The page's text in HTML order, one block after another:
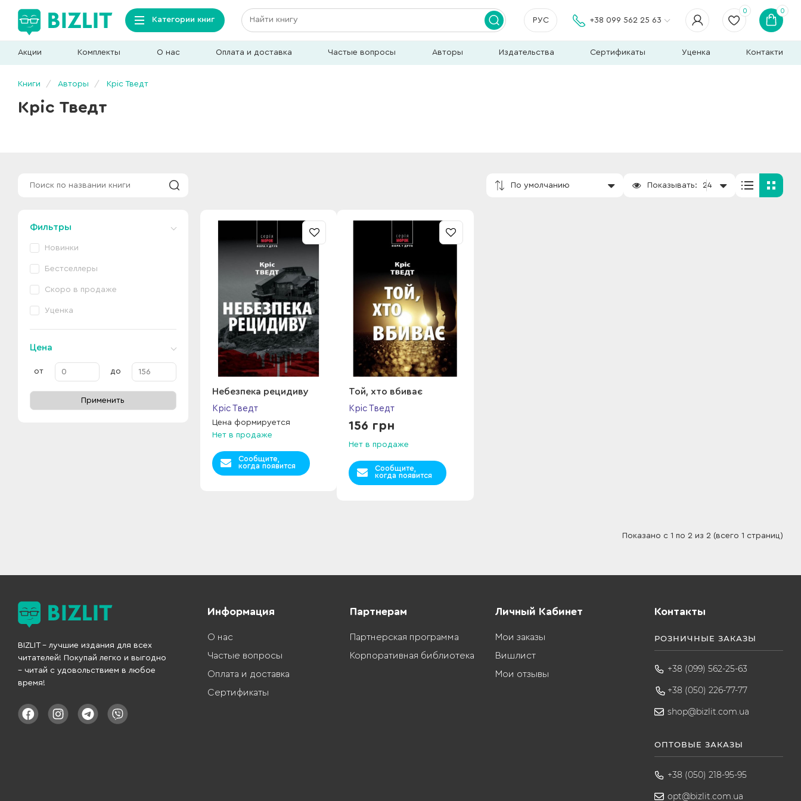
Категории книг РУС +38 099 562 25 63
0 0
Акции Комплекты О нас Оплата и доставка Частые вопросы Авторы Издательства Сертификаты Уценка Контакти
Книги Авторы Кріс Тведт
Кріс Тведт
По умолчанию Показывать: 24
Фильтры
Новинки
Бестселлеры
Скоро в продаже
Уценка
Цена
от до
Применить
Небезпека рецидиву
Кріс Тведт
Цена формируется
Нет в продаже
Сообщите,
когда появится
Той, хто вбиває
Кріс Тведт
156 грн
Нет в продаже
Сообщите,
когда появится
Показано с 1 по 2 из 2 (всего 1 страниц)
BIZLIT – лучшие издания для всех
читателей! Покупай легко и выгодно
– читай с удовольствием в любое
время!
Информация
О нас
Частые вопросы
Оплата и доставка
Сертификаты
Партнерам
Партнерская программа
Корпоративная библиотека
Личный Кабинет
Мои заказы
Вишлист
Мои отзывы
Контакты
РОЗНИЧНЫЕ ЗАКАЗЫ
+38 (099) 562-25-63
+38 (050) 226-77-77
shop@bizlit.com.ua
ОПТОВЫЕ ЗАКАЗЫ
+38 (050) 218-95-95
opt@bizlit.com.ua